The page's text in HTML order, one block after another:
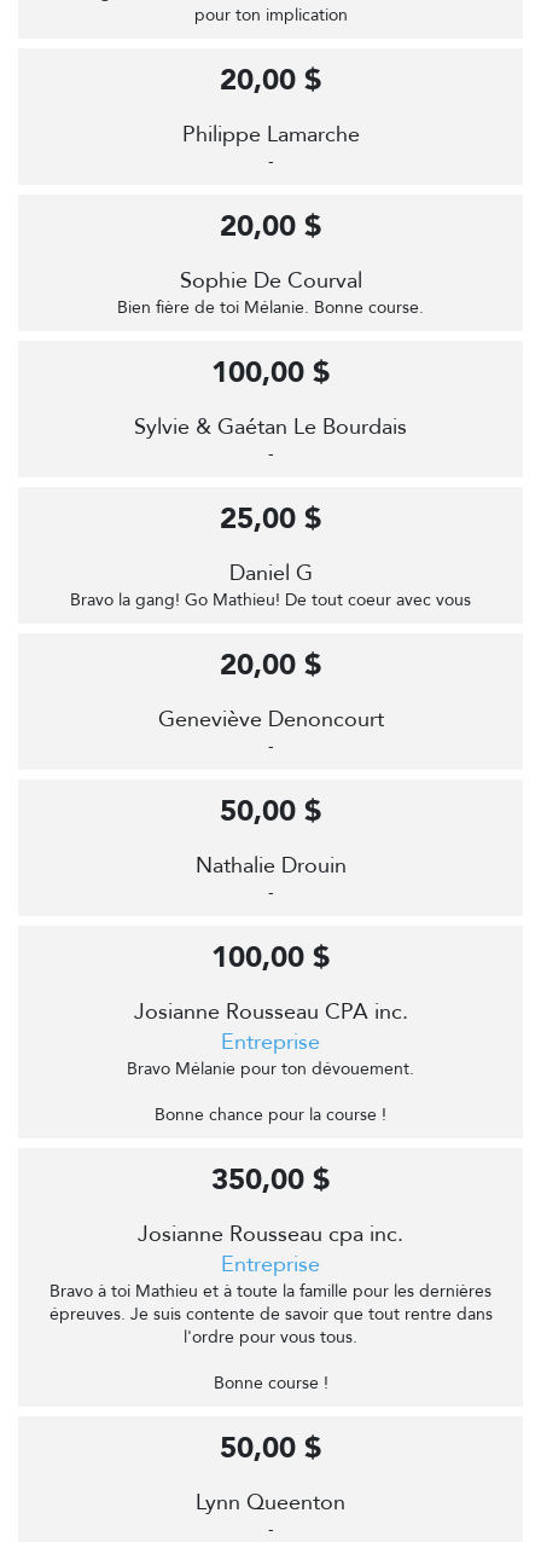
pour ton implication
Philippe Lamarche
-
20,00 $
Sophie De Courval
Bien fière de toi Mélanie. Bonne course.
20,00 $
Sylvie & Gaétan Le Bourdais
-
100,00 $
Daniel G
Bravo la gang! Go Mathieu! De tout coeur avec vous
25,00 $
Geneviève Denoncourt
-
20,00 $
Nathalie Drouin
-
50,00 $
Josianne Rousseau CPA inc.
Entreprise
Bravo Mélanie pour ton dévouement.
Bonne chance pour la course !
100,00 $
Josianne Rousseau cpa inc.
Entreprise
Bravo à toi Mathieu et à toute la famille pour les dernières
épreuves. Je suis contente de savoir que tout rentre dans
l'ordre pour vous tous.
Bonne course !
350,00 $
Lynn Queenton
-
50,00 $